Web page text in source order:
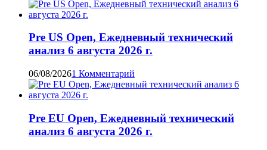
Pre US Open, Ежедневный технический
анализ 6 августа 2026 г.
06/08/20261 Комментарий
Pre EU Open, Ежедневный технический
анализ 6 августа 2026 г.